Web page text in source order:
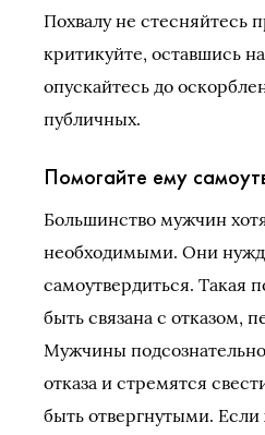
Похвалу не стесняйтесь
критикуйте, оставшись
опускайтесь до
публичных.
Помогайте ему
Большинство мужчин
необходимыми. Они
самоутвердиться. Такая
быть связана с отказом,
Мужчины
отказа и стремятся
быть отвергнутыми.